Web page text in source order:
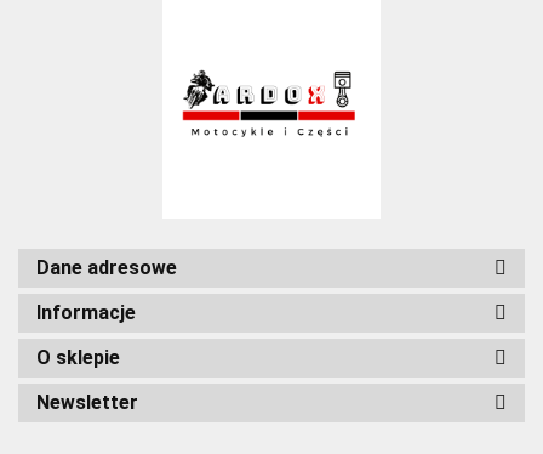
Dane adresowe
Informacje
O sklepie
Newsletter